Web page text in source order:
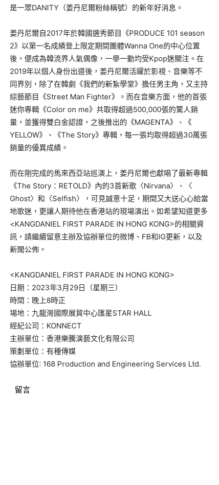
是一眾DANITY（姜丹尼爾粉絲稱號）的新年好消息。
姜丹尼爾自2017年於韓國選秀節目《PRODUCE 101 season
2》以第一名成績登上限定期間團體Wanna One的中心位置
後，便成為韓流界人氣偶像， 一舉一動均受Kpop迷關注。在
2019年以個人身份出道後， 姜丹尼爾活躍於影視、音樂等不
同界別，除了在韓劇《我們的新紮學堂》擔任男主角，又主持
綜藝節目《Street Man Fighter》。而在音樂方面，他的首張
迷你專輯《Color on me》共取得超過500,000張的驚人銷
量， 並獲得雙白金認證，之後推出的《MAGENTA》、《
YELLOW》、《The Story》專輯，每一張均取得超過30萬張
銷量的優異成績。
而在剛完成的馬來西亞站巡演上，姜丹尼爾也獻唱了最新專輯
《The Story：RETOLD》內的3首新歌〈Nirvana〉、〈
Ghost〉和〈Selfish〉，可見誠意十足， 期間又大送心心給當
地歌迷，更讓人期待他在香港站的現場演出。 如希望知道更多
<KANGDANIEL FIRST PARADE IN HONG KONG>的相關資
訊，請繼續留意主辦及協辦單位的微博、 FB和IG更新，以及
新聞公佈。
<KANGDANIEL FIRST PARADE IN HONG KONG>
日期：2023年3月29日（星期三）
時間：晚上8時正
場地：九龍灣國際展貿中心匯星STAR HALL
經紀公司：KONNECT
主辦單位：香港樂騰演藝文化有限公司
策劃單位：有種傳媒
協辦單位: 168 Production and Engineering Services Ltd.
留言